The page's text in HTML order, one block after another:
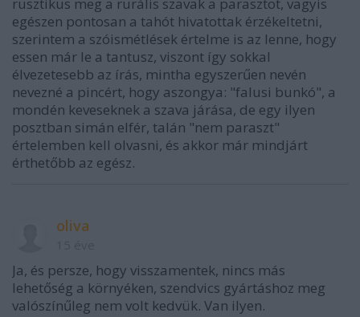
egészen pontosan a tahót hivatottak érzékeltetni,
szerintem a szóismétlések értelme is az lenne, hogy
essen már le a tantusz, viszont így sokkal
élvezetesebb az írás, mintha egyszerűen nevén
nevezné a pincért, hogy aszongya: "falusi bunkó", a
mondén keveseknek a szava járása, de egy ilyen
posztban simán elfér, talán "nem paraszt"
értelemben kell olvasni, és akkor már mindjárt
érthetőbb az egész.
oliva
Ja, és persze, hogy visszamentek, nincs más
lehetőség a környéken, szendvics gyártáshoz meg
valószínűleg nem volt kedvük. Van ilyen.